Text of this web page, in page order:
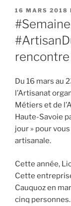
PUBLIÉ
LE
16 MARS 2018
Du 16 mars au
l’Artisanat
Métiers et de
Haute-Savoie
jour » pour
artisanale.
Cette année,
Cette
Cauquoz en
cinq